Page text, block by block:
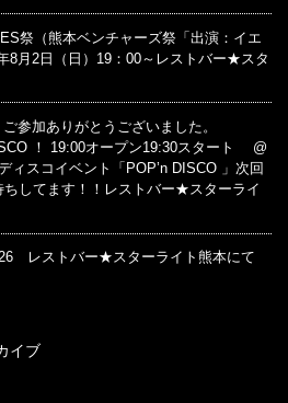
祭（熊本ベンチャーズ祭「出演：イエ
8月2日（日）19：00～レストバー★スタ
参加ありがとうございました。
！ 19:00オープン19:30スタート @
ィスコイベント「POP’n DISCO 」次回
ちしてます！！レストバー★スターライ
レストバー★スターライト熊本にて
イブ